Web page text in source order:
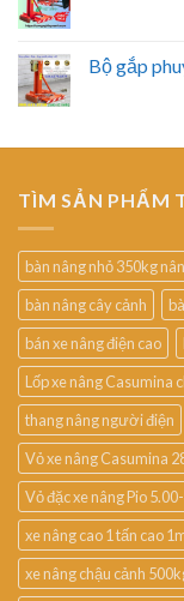
Bộ gắp
TÌM SẢN PHẨM
bàn nâng nhỏ 350kg
bàn nâng cây cảnh
bán xe nâng điện cao
Lốp xe nâng Casumina
thang nâng người điện
Vỏ xe nâng Casumina
Vỏ đặc xe nâng Pio
xe nâng cao 1 tấn cao
xe nâng chậu cảnh